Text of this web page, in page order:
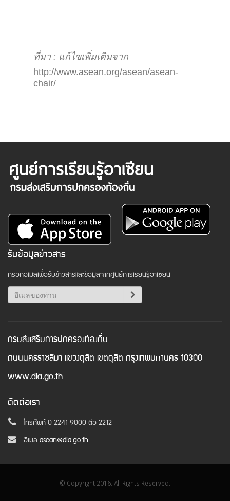
ที่มา : แก้ไขเพิ่มเติมจาก
http://www.asean.org/asean/asean-
chair/
รับข้อมูลข่าวสาร
กรอกอีเมลเพื่อรับข่าวสารและข้อมูลจากศูนย์การเรียนรู้อาเซียน
กรมส่งเสริมการปกครองท้องถิ่น
ถนนนครราชสีมา แขวงดุสิต เขตดุสิต กรุงเทพมหานคร 10300
www.dla.go.th
ติดต่อเรา
โทรศัพท์ 0 2241 9000 ต่อ 2212
อีเมล asean@dla.go.th
© Copyright 2016. All Rights Reserved.